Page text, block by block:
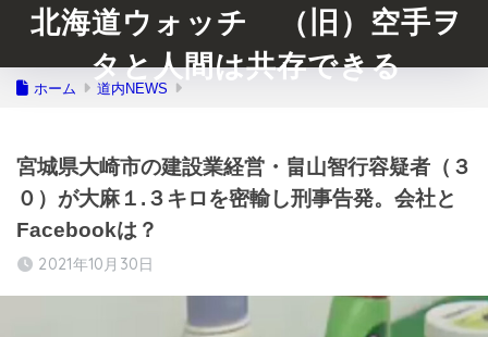
北海道ウォッチ （旧）空手ヲ
タと人間は共存できる
ホーム 道内NEWS
宮城県大崎市の建設業経営・畠山智行容疑者（３
０）が大麻１.３キロを密輸し刑事告発。会社と
Facebookは？
2021年10月30日